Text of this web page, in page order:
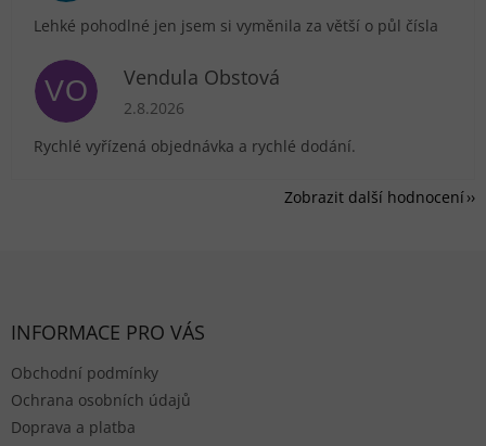
Lehké pohodlné jen jsem si vyměnila za větší o půl čísla
VO Vendula Obstová
Hodnocení obchodu je 5 z 5 hvězdiček.
2.8.2026
Rychlé vyřízená objednávka a rychlé dodání.
Zobrazit další hodnocení
INFORMACE PRO VÁS
Obchodní podmínky
Ochrana osobních údajů
Doprava a platba